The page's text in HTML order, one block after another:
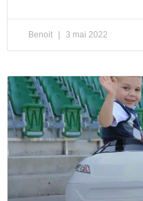
Benoit 3 mai 2022